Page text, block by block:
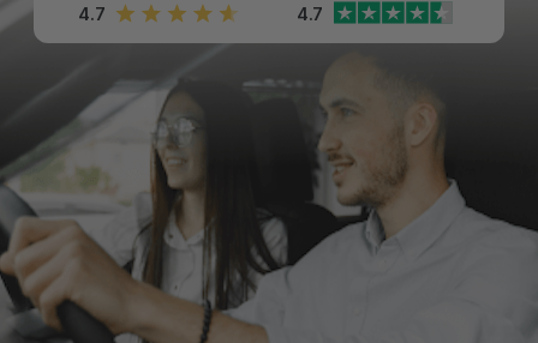
4.7 4.7